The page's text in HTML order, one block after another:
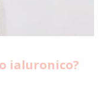
ialuronico?